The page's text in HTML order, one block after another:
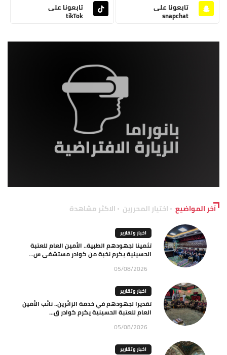
تابعونا على
snapchat
تابعونا على
tikTok
آخر المواضيع اختيار المحررين الاكثر مشاهدة
اخبار وتقارير
تثمينا لجهودهم الطبية.. الأمين العام للعتبة
الحسينية يكرم نخبة من كوادر مستشفى س...
05/08/2026
اخبار وتقارير
تقديرا لجهودهم في خدمة الزائرين.. نائب الأمين
العام للعتبة الحسينية يكرم كوادر ق...
05/08/2026
اخبار وتقارير